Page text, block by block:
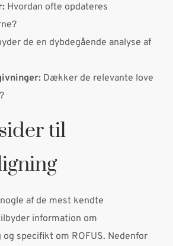
Hvordan ofte opdateres
de en dybdegående analyse af
Dækker de relevante love
til
af de mest kendte
information om
specifikt om ROFUS. Nedenfor